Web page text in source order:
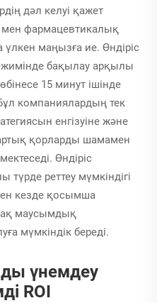
дәл келуі қажет
фармацевтикалық
маңызға ие. Өндіріс
бақылау арқылы
15 минут ішінде
компаниялардың тек
енгізуіне және
қорларды шамамен
Өндіріс
реттеу мүмкіндігі
кезде қосымша
маусымдық
мүмкіндік береді.
үнемдеу
ROI